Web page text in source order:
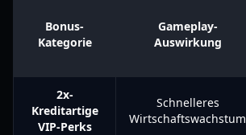
Bonus-
Kategorie
Gameplay-
Auswirkung
2x-
Kreditartige
VIP-Perks
Schnelleres
Wirtschaftswachstum